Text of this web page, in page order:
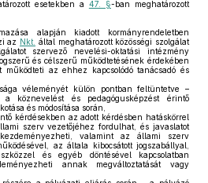
esetekben a 47. §-ban meghatározott
alapján kiadott kormányrendeletben
az Nkt. által meghatározott közösségi szolgálat
szervező nevelési-oktatási intézmény
és célszerű működtetésének érdekében
az ehhez kapcsolódó tanácsadó és
véleményét külön pontban feltüntetve –
a köznevelést és pedagógusképzést érintő
és módosítása során,
kérdésekben az adott kérdésben hatáskörrel
szerv vezetőjéhez fordulhat, és javaslatot
valamint az állami szerv
az általa kibocsátott jogszabállyal,
és egyéb döntésével kapcsolatban
annak megváltoztatását vagy